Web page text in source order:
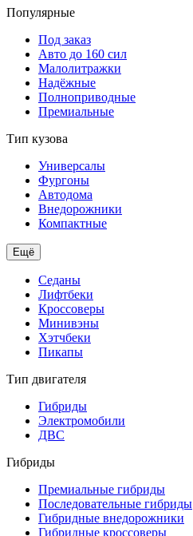
Популярные
Под заказ
Авто до 160 сил
Малолитражки
Надёжные
Полноприводные
Премиальные
Тип кузова
Универсалы
Фургоны
Автодома
Внедорожники
Компактные
Ещё
Седаны
Лифтбеки
Кроссоверы
Минивэны
Хэтчбеки
Пикапы
Тип двигателя
Гибриды
Электромобили
ДВС
Гибриды
Премиальные гибриды
Последовательные гибриды
Гибридные внедорожники
Гибридные кроссоверы